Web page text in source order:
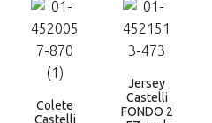
Colete
Castelli
Jersey
Castelli
FONDO 2